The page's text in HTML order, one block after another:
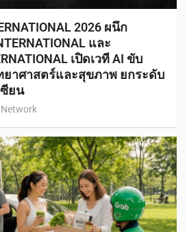
2026 ผนึก
และ
เปิดเวที AI ขับ
ยาศาสตร์และสุขภาพ ยกระดับ
ยน
Network